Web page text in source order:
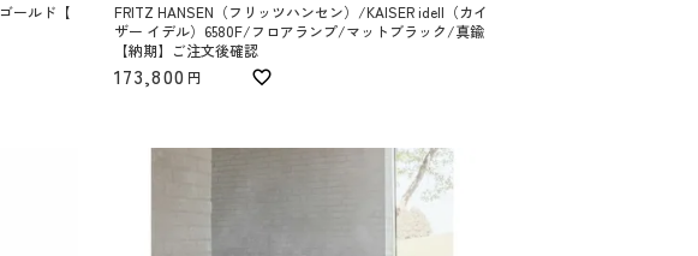
ールド【
FRITZ HANSEN（フリッツハンセン）/KAISER idell（カイ
ザー イデル）6580F/フロアランプ/マットブラック/真鍮
【納期】ご注文後確認
173,800